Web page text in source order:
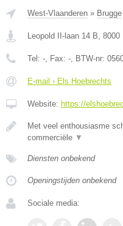
West-Vlaanderen » Brugge
Leopold II-laan 14 B 8000
Tel: - , Fax: - , BTW-nr:
E-mail › Els Hoebrechts
Website: https://
Met veel enthousiasme
commerciële ▼
Diensten onbekend
Openingstijden onbekend
Sociale media: